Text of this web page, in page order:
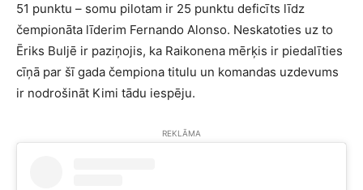
51 punktu – somu pilotam ir 25 punktu deficīts līdz
čempionāta līderim Fernando Alonso. Neskatoties uz to
Ēriks Buljē ir paziņojis, ka Raikonena mērķis ir piedalīties
cīņā par šī gada čempiona titulu un komandas uzdevums
ir nodrošināt Kimi tādu iespēju.
REKLĀMA